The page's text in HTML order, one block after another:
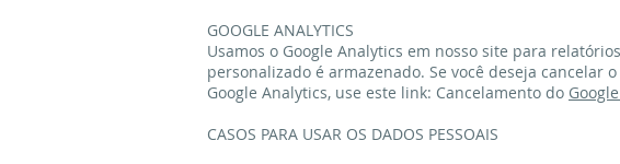
GOOGLE ANALYTICS
Usamos o Google Analytics em nosso site para
personalizado é armazenado. Se você deseja
Google Analytics, use este link: Cancelamento do
CASOS PARA USAR OS DADOS PESSOAIS